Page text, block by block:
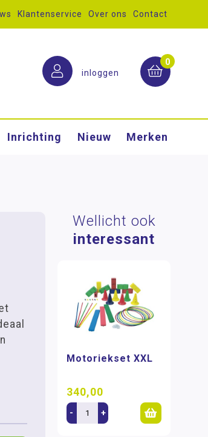
Klantenservice Over ons Contact
inloggen
0
Inrichting Nieuw Merken
Wellicht ook
interessant
Motoriekset XXL
340,00
- +